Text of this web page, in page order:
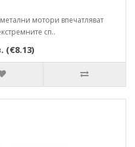
мотори впечатляват
сп..
(€8.13)